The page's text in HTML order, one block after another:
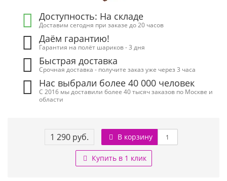
Доступность: На складе
Доставим сегодня при заказе до 20 часов
Даём гарантию!
Гарантия на полёт шариков - 3 дня
Быстрая доставка
Срочная доставка - получите заказ уже через 3 часа
Нас выбрали более 40 000 человек
С 2016 мы доставили более 40 тысяч заказов по Москве и
области
1 290 руб. В корзину
Купить в 1 клик